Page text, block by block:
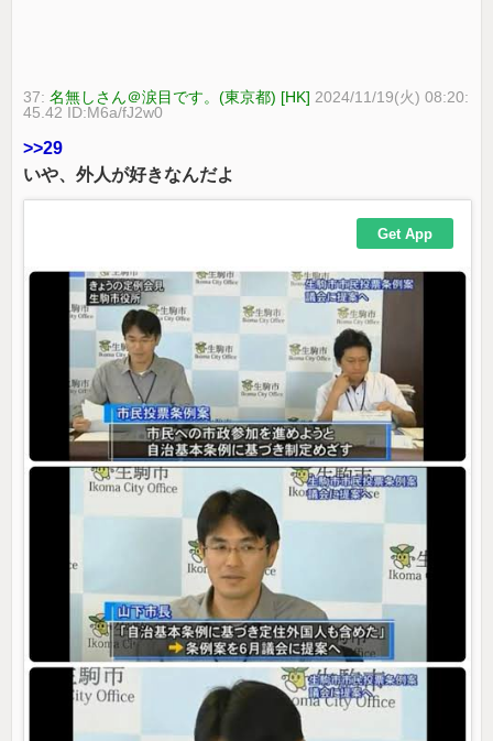
37:名無しさん＠涙目です。(東京都) [HK] 2024/11/19(火) 08:20:
45.42 ID:M6a/fJ2w0
>>29
いや、外人が好きなんだよ